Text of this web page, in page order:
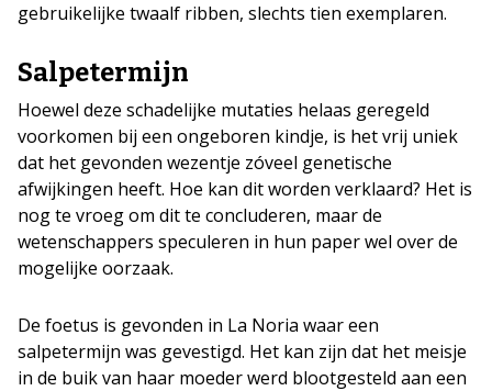
gebruikelijke twaalf ribben, slechts tien exemplaren.
Salpetermijn
Hoewel deze schadelijke mutaties helaas geregeld
voorkomen bij een ongeboren kindje, is het vrij uniek
dat het gevonden wezentje zóveel genetische
afwijkingen heeft. Hoe kan dit worden verklaard? Het is
nog te vroeg om dit te concluderen, maar de
wetenschappers speculeren in hun paper wel over de
mogelijke oorzaak.
De foetus is gevonden in La Noria waar een
salpetermijn was gevestigd. Het kan zijn dat het meisje
in de buik van haar moeder werd blootgesteld aan een